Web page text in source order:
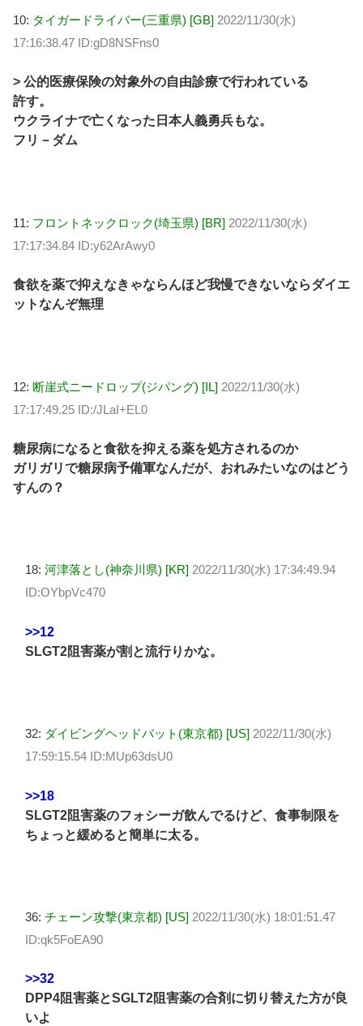
10: タイガードライバー(三重県) [GB] 2022/11/30(水)
17:16:38.47 ID:gD8NSFns0
> 公的医療保険の対象外の自由診療で行われている
許す。
ウクライナで亡くなった日本人義勇兵もな。
フリ－ダム
11: フロントネックロック(埼玉県) [BR] 2022/11/30(水)
17:17:34.84 ID:y62ArAwy0
食欲を薬で抑えなきゃならんほど我慢できないならダイエ
ットなんぞ無理
12: 断崖式ニードロップ(ジパング) [IL] 2022/11/30(水)
17:17:49.25 ID:/JLaI+EL0
糖尿病になると食欲を抑える薬を処方されるのか
ガリガリで糖尿病予備軍なんだが、おれみたいなのはどう
すんの？
18: 河津落とし(神奈川県) [KR] 2022/11/30(水) 17:34:49.94
ID:OYbpVc470
>>12
SLGT2阻害薬が割と流行りかな。
32: ダイビングヘッドバット(東京都) [US] 2022/11/30(水)
17:59:15.54 ID:MUp63dsU0
>>18
SLGT2阻害薬のフォシーガ飲んでるけど、食事制限を
ちょっと緩めると簡単に太る。
36: チェーン攻撃(東京都) [US] 2022/11/30(水) 18:01:51.47
ID:qk5FoEA90
>>32
DPP4阻害薬とSGLT2阻害薬の合剤に切り替えた方が良
いよ